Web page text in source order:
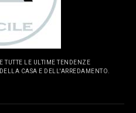
TUTTE LE ULTIME TENDENZE
CASA E DELL'ARREDAMENTO.